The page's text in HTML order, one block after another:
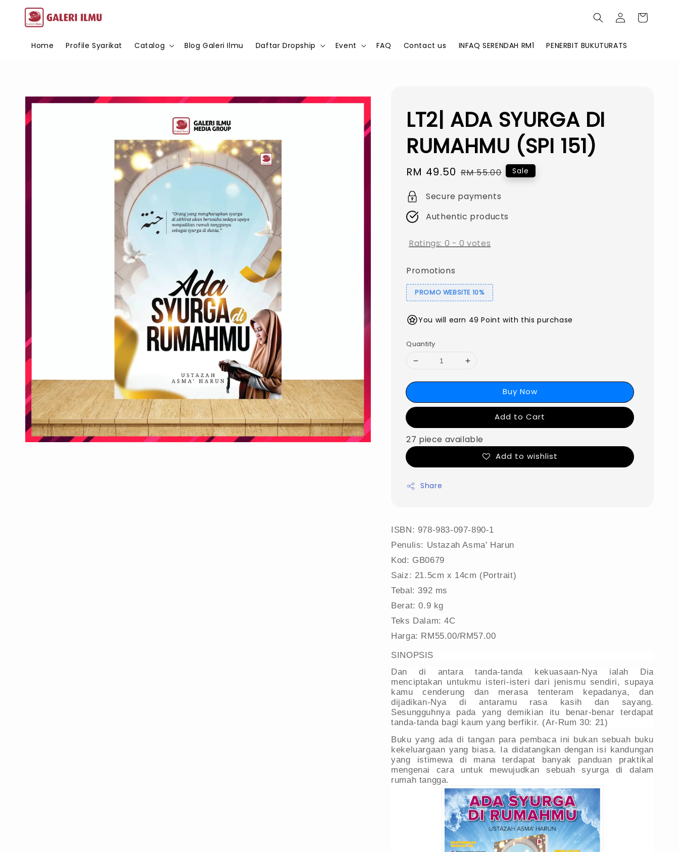
Home Profile Syarikat Catalog Blog Galeri Ilmu Daftar Dropship Event FAQ Contact us INFAQ SERENDAH RM1 PENERBIT BUKUTURATS
LT2| ADA SYURGA DI
RUMAHMU (SPI 151)
Sale
price
RM 49.50 Regular
RM 55.00 Sale
Secure payments
Authentic products
Ratings: 0 -0 votes
Promotions
PROMO WEBSITE 10%
You will earn 49 Point with this purchase
Quantity
Buy Now
Add to Cart
27 piece available
Add to wishlist
Share
ISBN: 978-983-097-890-1
Penulis: Ustazah Asma' Harun
Kod: GB0679
Saiz: 21.5cm x 14cm (Portrait)
Tebal: 392 ms
Berat: 0.9 kg
Teks Dalam: 4C
Harga: RM55.00/RM57.00
SINOPSIS
Dan di antara tanda-tanda kekuasaan-Nya ialah Dia
menciptakan untukmu isteri-isteri dari jenismu sendiri, supaya
kamu cenderung dan merasa tenteram kepadanya, dan
dijadikan-Nya di antaramu rasa kasih dan sayang.
Sesungguhnya pada yang demikian itu benar-benar terdapat
tanda-tanda bagi kaum yang berfikir. (Ar-Rum 30: 21)
Buku yang ada di tangan para pembaca ini bukan sebuah buku
kekeluargaan yang biasa. Ia didatangkan dengan isi kandungan
yang istimewa di mana terdapat banyak panduan praktikal
mengenai cara untuk mewujudkan sebuah syurga di dalam
rumah tangga.